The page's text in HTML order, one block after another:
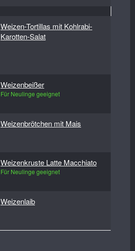
Weizen-Tortillas mit Kohlrabi-
Karotten-Salat
Weizenbeißer
Für Neulinge geeignet
Weizenbrötchen mit Mais
Weizenkruste Latte Macchiato
Für Neulinge geeignet
Weizenlaib